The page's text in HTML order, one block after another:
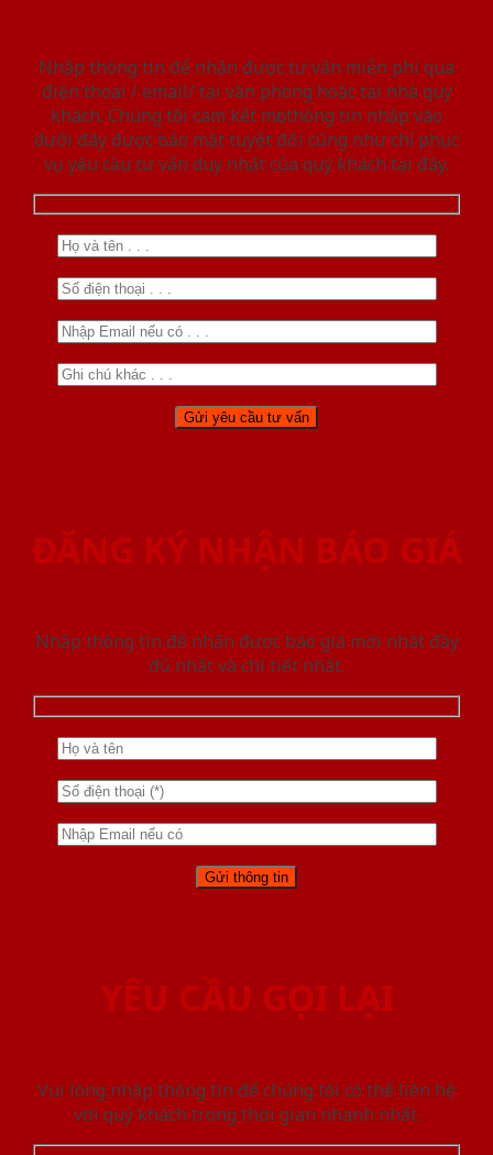
Nhập thông tin để nhận được tư vấn miễn phí qua
điện thoại / email/ tại văn phòng hoặc tại nhà quý
khách. Chúng tôi cam kết mọi thông tin nhập vào
dưới đây được bảo mật tuyệt đối cũng như chỉ phục
vụ yêu cầu tư vấn duy nhất của quý khách tại đây.
ĐĂNG KÝ NHẬN BÁO GIÁ
Nhập thông tin để nhận được báo giá mới nhât đầy
đủ nhất và chi tiết nhất.
YÊU CẦU GỌI LẠI
Vui lòng nhập thông tin để chúng tôi có thể liên hệ
với quý khách trong thời gian nhanh nhất.